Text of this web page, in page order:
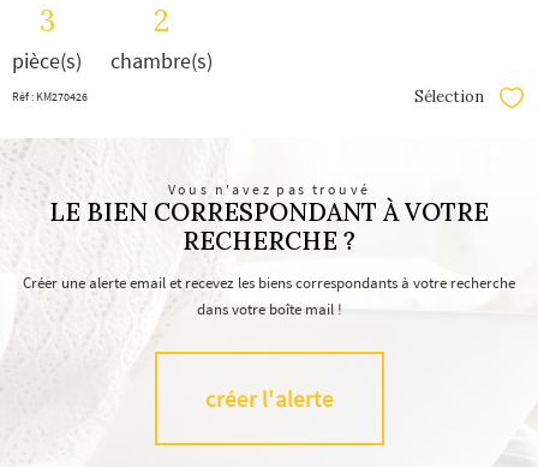
3
pièce(s)
2
chambre(s)
Réf : KM270426 Sélection
Vous n'avez pas trouvé
LE BIEN CORRESPONDANT À VOTRE
RECHERCHE ?
Créer une alerte email et recevez les biens correspondants à votre recherche
dans votre boîte mail !
créer l'alerte